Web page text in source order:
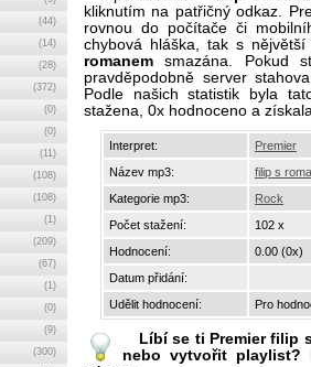
kliknutím na patřičný odkaz.
rovnou do počítače či
chybová hláška, tak s
romanem smazána. Pokud
pravděpodobně server
Podle našich statistik byla
stažena, 0x hodnoceno a
Interpret:
Premier
Název mp3:
filip s
Kategorie mp3:
Rock
Počet stažení:
102 x
Hodnocení:
0.00 (0x)
Datum přidání:
Udělit hodnocení:
Pro
Líbí se ti Premier filip
nebo vytvořit playlist?
(44)
(14)
(28)
(372)
(0)
(0)
(11)
(108)
(108)
(1)
(209)
(67)
(1)
(0)
(9)
(300)